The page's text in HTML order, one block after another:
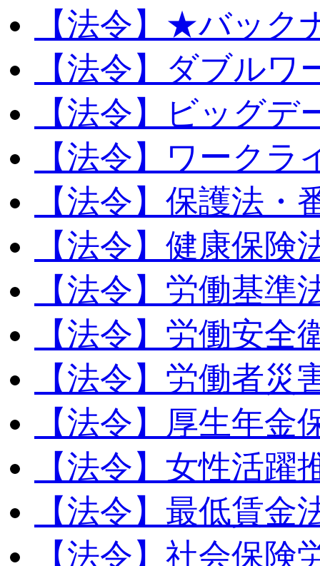
【法令】★バック
【法令】ダブルワ
【法令】ビッグデ
【法令】ワークラ
【法令】保護法・
【法令】健康保険
【法令】労働基準
【法令】労働安全
【法令】労働者災
【法令】厚生年金
【法令】女性活躍
【法令】最低賃金
【法令】社会保険